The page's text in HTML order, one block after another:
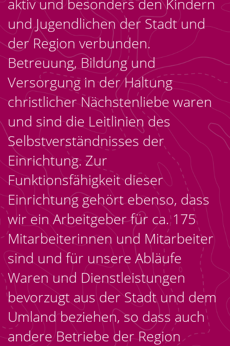
aktiv und besonders den Kindern
und Jugendlichen der Stadt und
der Region verbunden.
Betreuung, Bildung und
Versorgung in der Haltung
christlicher Nächstenliebe waren
und sind die Leitlinien des
Selbstverständnisses der
Einrichtung. Zur
Funktionsfähigkeit dieser
Einrichtung gehört ebenso, dass
wir ein Arbeitgeber für ca. 175
Mitarbeiterinnen und Mitarbeiter
sind und für unsere Abläufe
Waren und Dienstleistungen
bevorzugt aus der Stadt und dem
Umland beziehen, so dass auch
andere Betriebe der Region